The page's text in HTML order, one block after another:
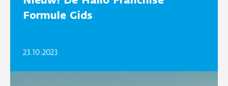
Formule Gids
23.10.2023